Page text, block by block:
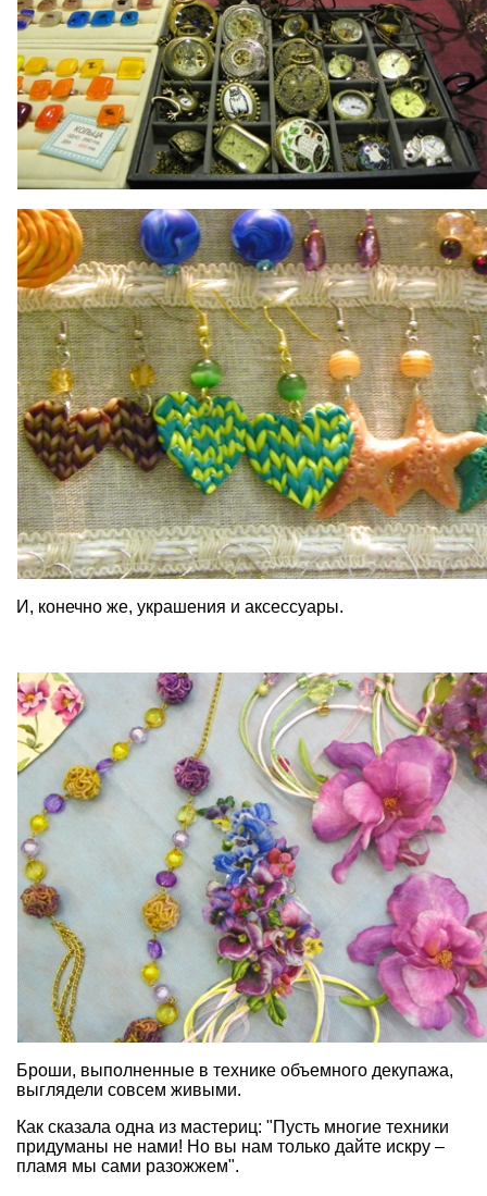
И, конечно же, украшения и аксессуары.
Броши, выполненные в технике объемного декупажа,
выглядели совсем живыми.
Как сказала одна из мастериц: "Пусть многие техники
придуманы не нами! Но вы нам только дайте искру –
пламя мы сами разожжем".